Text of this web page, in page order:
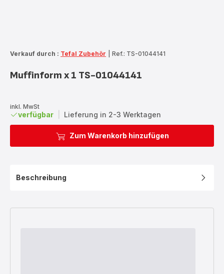
Verkauf durch : Tefal Zubehör Ref.: TS-01044141
Muffinform x 1 TS-01044141
inkl. MwSt
verfügbar Lieferung in 2-3 Werktagen
Zum Warenkorb hinzufügen
Beschreibung